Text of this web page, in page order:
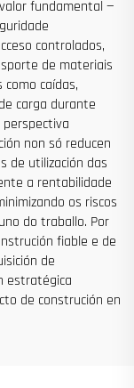
fundamental —
controlados,
de materiais
caídas,
carga durante
non só reducen
de utilización das
a rentabilidade
os riscos
do traballo. Por
fiable e de
de
estratégica
de construción en